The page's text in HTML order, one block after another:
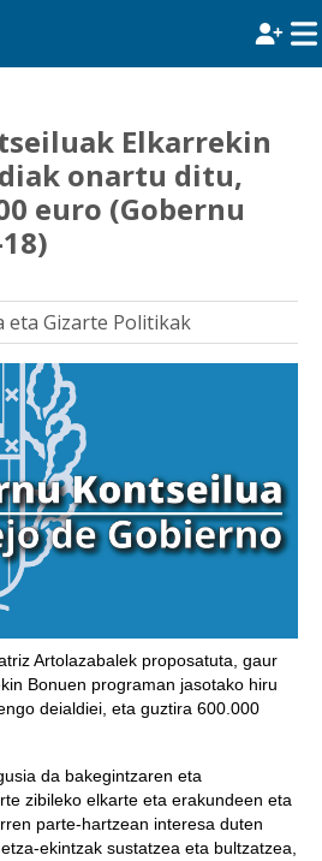
Elkarrekin
onartu ditu,
euro (Gobernu
eta Gizarte Politikak
Artolazabalek proposatuta, gaur
Bonuen programan jasotako hiru
deialdiei, eta guztira 600.000
da bakegintzaren eta
zibileko elkarte eta erakundeen eta
parte-hartzean interesa duten
ekintzak sustatzea eta bultzatzea,